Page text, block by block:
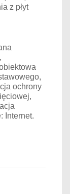
z płyt
ochrony
Internet.